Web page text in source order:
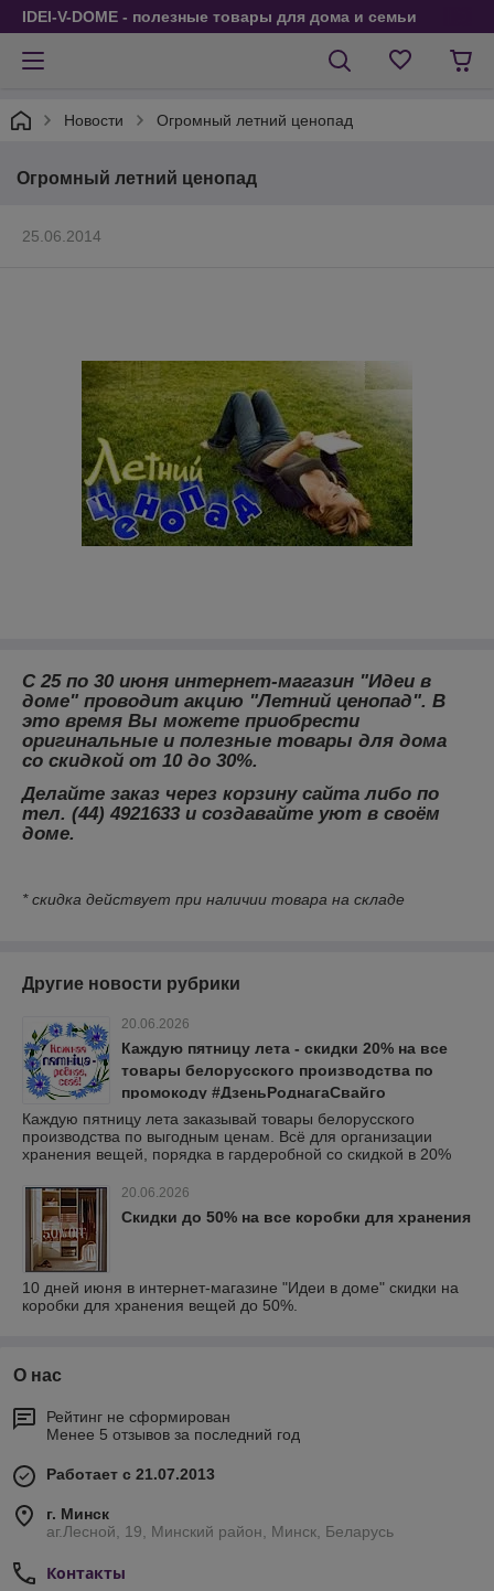
IDEI-V-DOME - полезные товары для дома и семьи
Новости Огромный летний ценопад
Огромный летний ценопад
25.06.2014
С 25 по 30 июня интернет-магазин "Идеи в
доме" проводит акцию "Летний ценопад". В
это время Вы можете приобрести
оригинальные и полезные товары для дома
со скидкой от 10 до 30%.
Делайте заказ через корзину сайта либо по
тел. (44) 4921633 и создавайте уют в своём
доме.
* скидка действует при наличии товара на складе
Другие новости рубрики
20.06.2026
Каждую пятницу лета - скидки 20% на все
товары белорусского производства по
промокоду #ДзеньРоднагаСвайго
Каждую пятницу лета заказывай товары белорусского
производства по выгодным ценам. Всё для организации
хранения вещей, порядка в гардеробной со скидкой в 20%
20.06.2026
Скидки до 50% на все коробки для хранения
10 дней июня в интернет-магазине "Идеи в доме" скидки на
коробки для хранения вещей до 50%.
О нас
Рейтинг не сформирован
Менее 5 отзывов за последний год
Работает с 21.07.2013
г. Минск
аг.Лесной, 19, Минский район, Минск, Беларусь
Контакты